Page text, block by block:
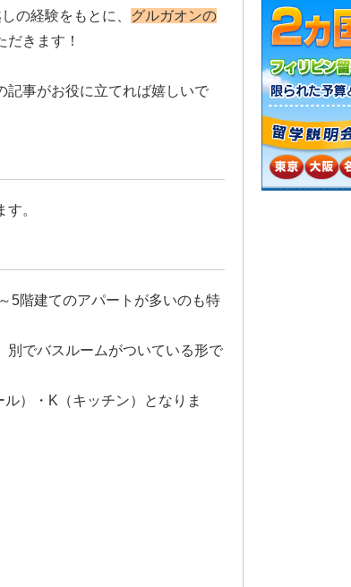
の経験をもとに、 グルガオンの
だきます！
記事がお役に立てれば嬉しいで
。
5階建てのアパートが多いのも特
別でバスルームがついている形で
）・K（キッチン）となりま